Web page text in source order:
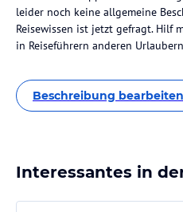
leider noch keine allgemeine
Reisewissen ist jetzt gefragt. Hilf
in Reiseführern anderen
Beschreibung bearbeiten
Interessantes in